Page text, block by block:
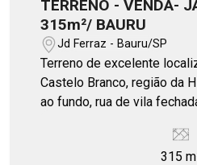
TERRENO - VENDA- JARDIM FERRAZ,
315m²/ BAURU
Jd Ferraz - Bauru/SP
Terreno de excelente
Castelo Branco, região da
ao fundo, rua de vila
315